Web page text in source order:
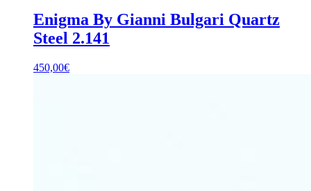
Enigma By Gianni Bulgari Quartz
Steel 2.141
450,00€